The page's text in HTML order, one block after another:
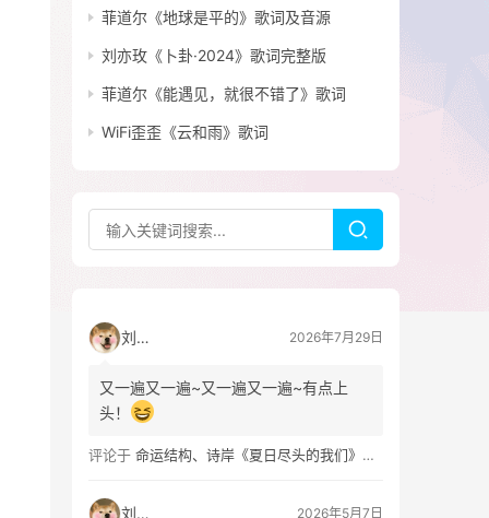
菲道尔《地球是平的》歌词及音源
刘亦玫《卜卦·2024》歌词完整版
菲道尔《能遇见，就很不错了》歌词
WiFi歪歪《云和雨》歌词
刘看山 2026年7月29日
又一遍又一遍~又一遍又一遍~有点上
头！
评论于 命运结构、诗岸《夏日尽头的我们》歌词及钢琴谱免费获取
刘看山 2026年5月7日